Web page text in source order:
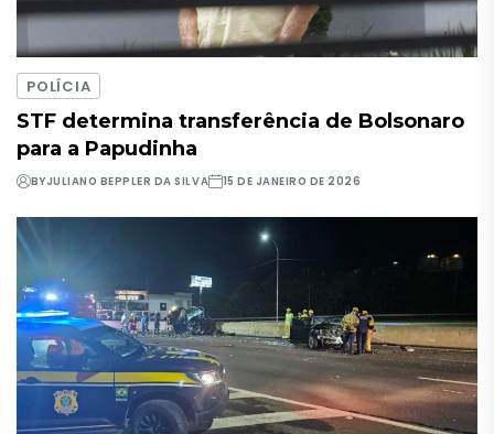
POLÍCIA
STF determina transferência de Bolsonaro
para a Papudinha
BYJULIANO BEPPLER DA SILVA 15 DE JANEIRO DE 2026